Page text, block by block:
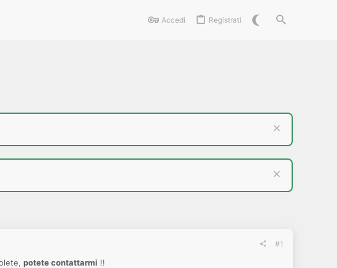
Accedi Registrati
#1
potete contattarmi !!